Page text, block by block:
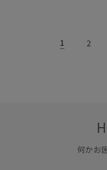
1 2
何かお